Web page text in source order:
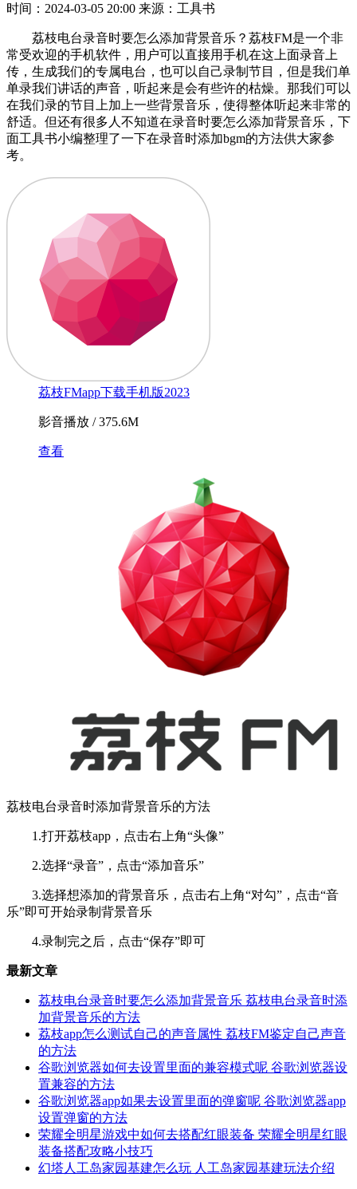
时间：2024-03-05 20:00 来源：工具书
荔枝电台录音时要怎么添加背景音乐？荔枝FM是一个非
常受欢迎的手机软件，用户可以直接用手机在这上面录音上
传，生成我们的专属电台，也可以自己录制节目，但是我们单
单录我们讲话的声音，听起来是会有些许的枯燥。那我们可以
在我们录的节目上加上一些背景音乐，使得整体听起来非常的
舒适。但还有很多人不知道在录音时要怎么添加背景音乐，下
面工具书小编整理了一下在录音时添加bgm的方法供大家参
考。
荔枝FMapp下载手机版2023
影音播放 / 375.6M
查看
荔枝电台录音时添加背景音乐的方法
1.打开荔枝app，点击右上角“头像”
2.选择“录音”，点击“添加音乐”
3.选择想添加的背景音乐，点击右上角“对勾”，点击“音
乐”即可开始录制背景音乐
4.录制完之后，点击“保存”即可
最新文章
荔枝电台录音时要怎么添加背景音乐 荔枝电台录音时添
加背景音乐的方法
荔枝app怎么测试自己的声音属性 荔枝FM鉴定自己声音
的方法
谷歌浏览器如何去设置里面的兼容模式呢 谷歌浏览器设
置兼容的方法
谷歌浏览器app如果去设置里面的弹窗呢 谷歌浏览器app
设置弹窗的方法
荣耀全明星游戏中如何去搭配红眼装备 荣耀全明星红眼
装备搭配攻略小技巧
幻塔人工岛家园基建怎么玩 人工岛家园基建玩法介绍